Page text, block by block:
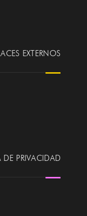
EXTERNOS
DE PRIVACIDAD